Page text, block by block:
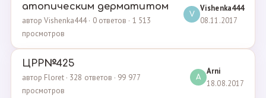
атопическим дерматитом
автор Vishenka444 · 0 ответов · 1 513
просмотров
V
Vishenka444
08.11.2017
ЦРР№425
автор Floret · 328 ответов · 99 977
просмотров
A
Arni
18.08.2017